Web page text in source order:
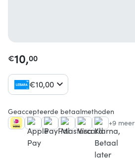
€10,00
€10,00
Geaccepteerde betaalmethoden
+9 meer